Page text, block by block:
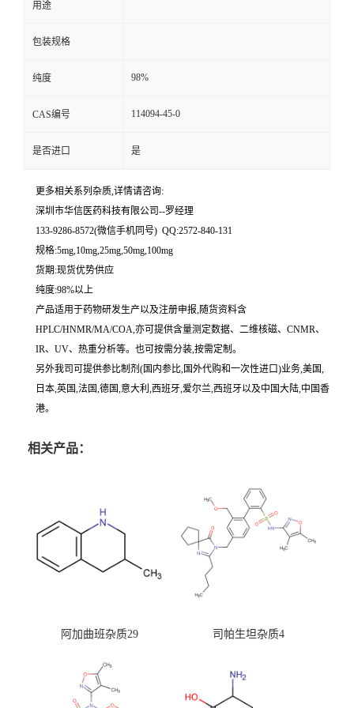
用途
包装规格
纯度 98%
CAS编号 114094-45-0
是否进口 是
更多相关系列杂质,详情请咨询:
深圳市华信医药科技有限公司--罗经理
133-9286-8572(微信手机同号) QQ:2572-840-131
规格:5mg,10mg,25mg,50mg,100mg
货期:现货优势供应
纯度:98%以上
产品适用于药物研发生产以及注册申报,随货资料含
HPLC/HNMR/MA/COA,亦可提供含量测定数据、二维核磁、CNMR、
IR、UV、热重分析等。也可按需分装,按需定制。
另外我司可提供参比制剂(国内参比,国外代购和一次性进口)业务,美国,
日本,英国,法国,德国,意大利,西班牙,爱尔兰,西班牙以及中国大陆,中国香
港。
相关产品：
阿加曲班杂质29 司帕生坦杂质4